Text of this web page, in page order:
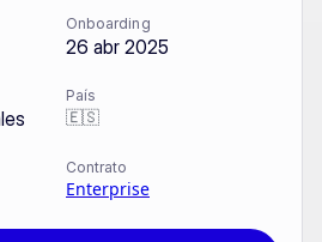
Onboarding
26 abr 2025
País
🇪🇸
Contrato
Enterprise